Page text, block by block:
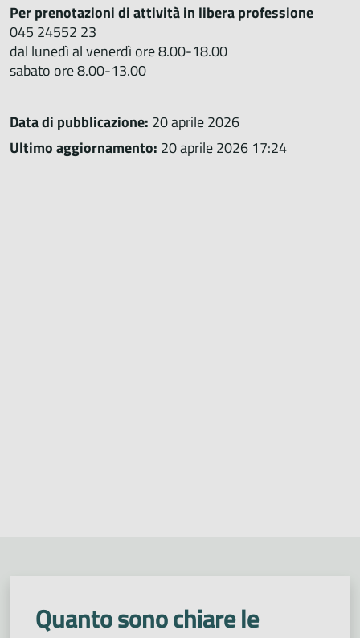
Per prenotazioni di attività in libera professione
045 24552 23
dal lunedì al venerdì ore 8.00-18.00
sabato ore 8.00-13.00
Data di pubblicazione: 20 aprile 2026
Ultimo aggiornamento: 20 aprile 2026 17:24
Quanto sono chiare le